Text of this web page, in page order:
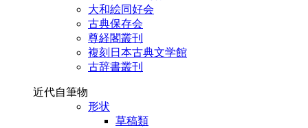
大和絵同好会
古典保存会
尊経閣叢刊
複刻日本古典文学館
古辞書叢刊
近代自筆物
形状
草稿類